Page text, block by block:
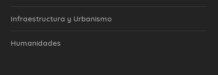
Infraestructura y Urbanismo
Humanidades